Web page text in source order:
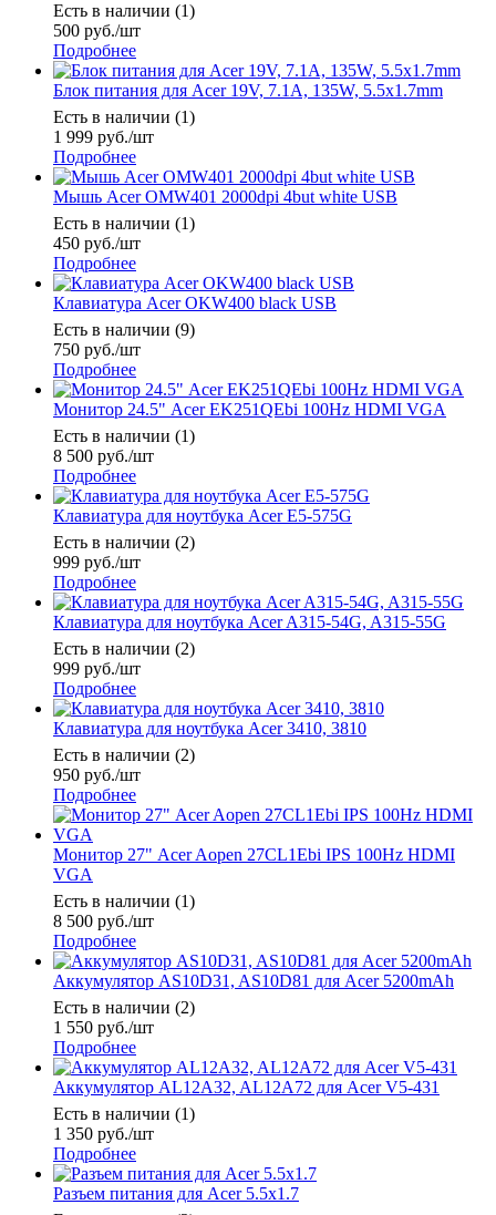
Есть в наличии (1)
500 руб./шт
Подробнее
Блок питания для Acer 19V, 7.1A, 135W, 5.5x1.7mm
Есть в наличии (1)
1 999 руб./шт
Подробнее
Мышь Acer OMW401 2000dpi 4but white USB
Есть в наличии (1)
450 руб./шт
Подробнее
Клавиатура Acer OKW400 black USB
Есть в наличии (9)
750 руб./шт
Подробнее
Монитор 24.5" Acer EK251QEbi 100Hz HDMI VGA
Есть в наличии (1)
8 500 руб./шт
Подробнее
Клавиатура для ноутбука Acer E5-575G
Есть в наличии (2)
999 руб./шт
Подробнее
Клавиатура для ноутбука Acer A315-54G, A315-55G
Есть в наличии (2)
999 руб./шт
Подробнее
Клавиатура для ноутбука Acer 3410, 3810
Есть в наличии (2)
950 руб./шт
Подробнее
Монитор 27" Acer Aopen 27CL1Ebi IPS 100Hz HDMI
VGA
Есть в наличии (1)
8 500 руб./шт
Подробнее
Аккумулятор AS10D31, AS10D81 для Acer 5200mAh
Есть в наличии (2)
1 550 руб./шт
Подробнее
Аккумулятор AL12A32, AL12A72 для Acer V5-431
Есть в наличии (1)
1 350 руб./шт
Подробнее
Разъем питания для Acer 5.5x1.7